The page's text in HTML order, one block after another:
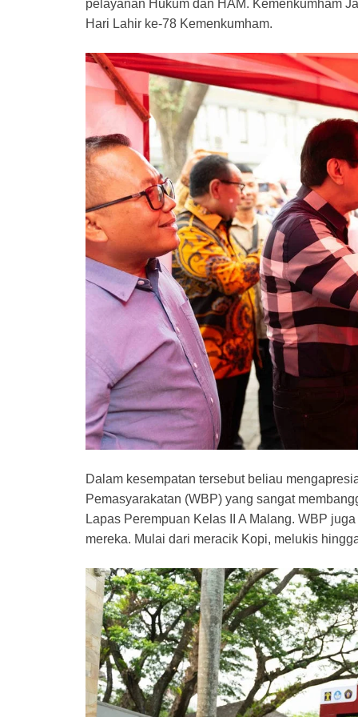
pelayanan Hukum dan HAM. Kemenkumham
Hari Lahir ke-78 Kemenkumham.
Dalam kesempatan tersebut beliau
Pemasyarakatan (WBP) yang sangat
Lapas Perempuan Kelas II A Malang. WBP
mereka. Mulai dari meracik Kopi, melukis